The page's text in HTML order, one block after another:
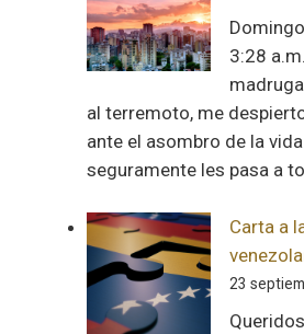
3:28
al terremoto, me
ante el asombro de la
seguramente les pasa a
Carta a
23